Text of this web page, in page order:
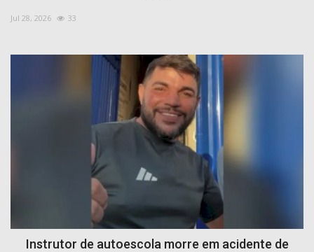
Jul 28, 2026 33
Instrutor de autoescola morre em acidente de